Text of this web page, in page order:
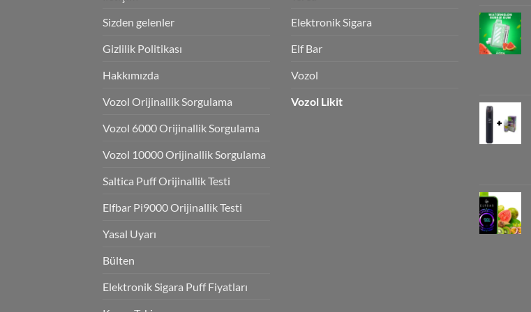
Sizden gelenler
Gizlilik Politikası
Hakkımızda
Vozol Orijinallik Sorgulama
Vozol 6000 Orijinallik Sorgulama
Vozol 10000 Orijinallik Sorgulama
Saltica Puff Orijinallik Testi
Elfbar Pi9000 Orijinallik Testi
Yasal Uyarı
Bülten
Elektronik Sigara Puff Fiyatları
Elektronik Sigara
Elf Bar
Vozol
Vozol Likit